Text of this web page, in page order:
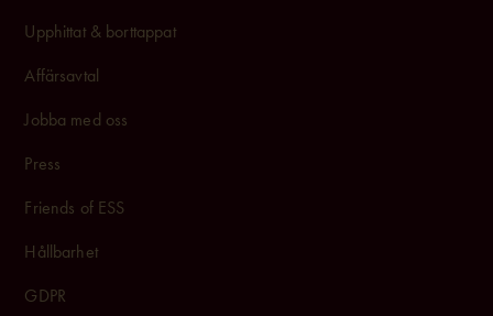
Upphittat & borttappat
Affärsavtal
Jobba med oss
Press
Friends of ESS
Hållbarhet
GDPR